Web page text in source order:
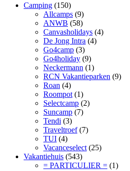
Camping (150)
Allcamps (9)
ANWB (58)
Canvasholidays (4)
De Jong Intra (4)
Go4camp (3)
Go4holiday (9)
Neckermann (1)
RCN Vakantieparken (9)
Roan (4)
Roompot (1)
Selectcamp (2)
Suncamp (7)
Tendi (3)
Traveltroef (7)
TUI (4)
Vacanceselect (25)
Vakantiehuis (543)
= PARTICULIER = (1)